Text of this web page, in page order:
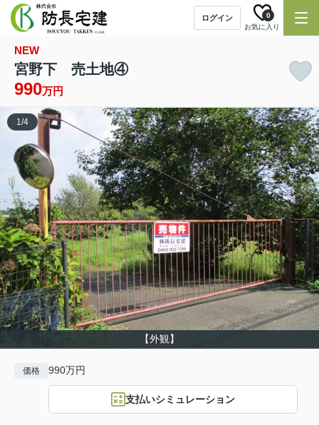
ログイン
お気に入り
0
NEW
宮野下 売土地④
990万円
【外観】
1/4
価格 990万円
支払いシミュレーション